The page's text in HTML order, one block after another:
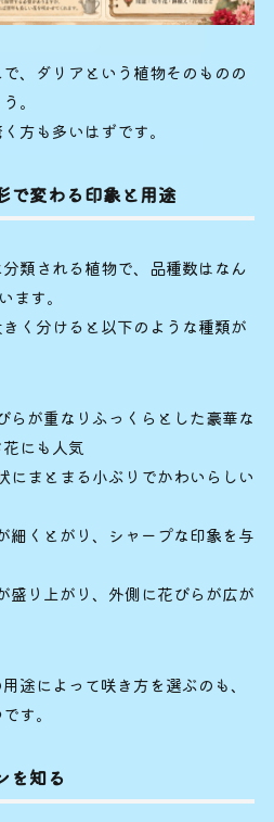
、ダリアという植物そのものの
。
方も多いはずです。
で変わる印象と用途
類される植物で、品種数はなん
ます。
く分けると以下のような種類が
らが重なりふっくらとした豪華な
にも人気
にまとまる小ぶりでかわいらしい
細くとがり、シャープな印象を与
盛り上がり、外側に花びらが広が
途によって咲き方を選ぶのも、
す。
を知る